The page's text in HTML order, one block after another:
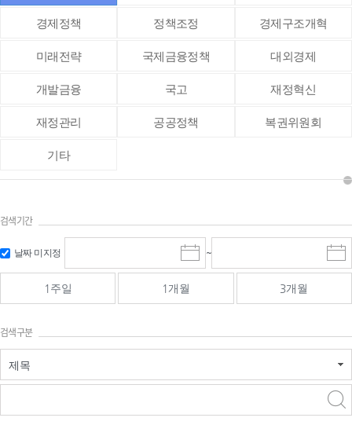
경제정책 정책조정 경제구조개혁
미래전략 국제금융정책 대외경제
개발금융 국고 재정혁신
재정관리 공공정책 복권위원회
기타
검색기간
날짜 미지정
시
작
일
선
~
종
료
선
1주일 1개월 3개월
검색구분
제목